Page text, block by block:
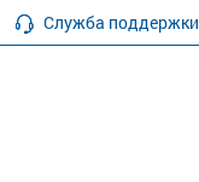
Служба поддержки